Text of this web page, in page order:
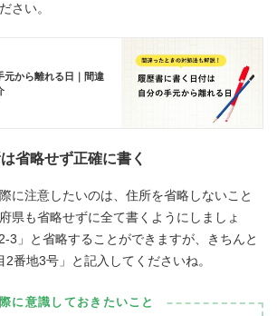
さい。
元から離れる日｜間違
省略せず正確に書く
に注意したいのは、住所を省略しないこと
県も省略せずに全て書くようにしましょ
3」と省略することができますが、きちんと
2番地3号」と記入してくださいね。
に意識しておきたいこと